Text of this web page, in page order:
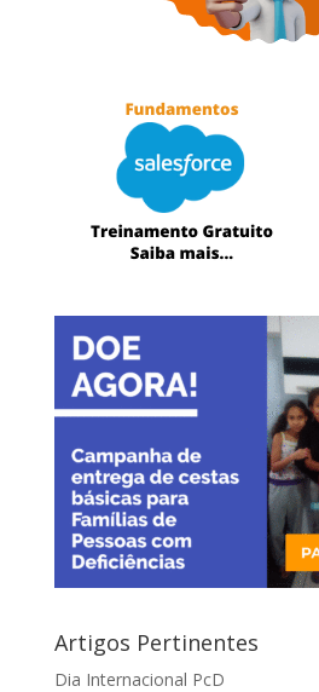
Artigos Pertinentes
Dia Internacional PcD